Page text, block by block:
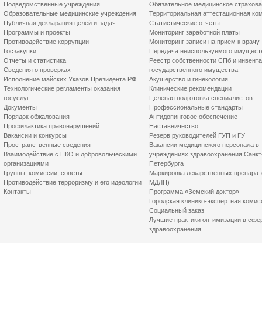
Подведомственные учреждения
Образовательные медицинские учреждения
Публичная декларация целей и задач
Программы и проекты
Противодействие коррупции
Госзакупки
Отчеты и статистика
Сведения о проверках
Исполнение майских Указов Президента РФ
Технологические регламенты оказания
госуслуг
Документы
Порядок обжалования
Профилактика правонарушений
Вакансии и конкурсы
Пространственные сведения
Взаимодействие с НКО и добровольческими
организациями
Группы, комиссии, советы
Противодействие терроризму и его идеологии
Контакты
Обязательное медицинское
Территориальная аттестационная
Статистические отчеты
Мониторинг заработной платы
Мониторинг записи на прием к врачу
Передача неиспользуемого
Реестр собственности СПб и
государственного имущества
Акушерство и гинекология
Клинические рекомендации
Целевая подготовка специалистов
Профессиональные стандарты
Антидопинговое обеспечение
Наставничество
Резерв руководителей ГУП и ГУ
Вакансии медицинского персонала в
учреждениях здравоохранения
Петербурга
Маркировка лекарственных
МДЛП)
Программа «Земский доктор»
Городская клинико-экспертная
Социальный заказ
Лучшие практики оптимизации в
здравоохранения